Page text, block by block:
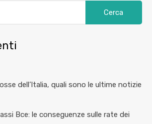
dell’Italia, quali sono le ultime notizie
Bce: le conseguenze sulle rate dei